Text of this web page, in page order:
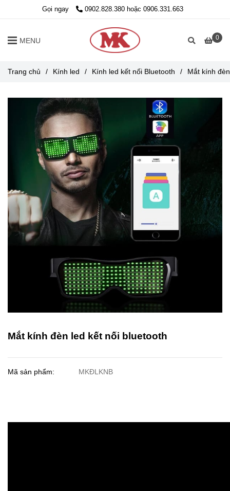
Gọi ngay 0902.828.380 hoặc 0906.331.663
0
MENU
Trang chủ / Kính led / Kính led kết nối Bluetooth / Mắt kính
Mắt kính đèn led kết nối bluetooth
Mã sản phẩm: MKĐLKNB